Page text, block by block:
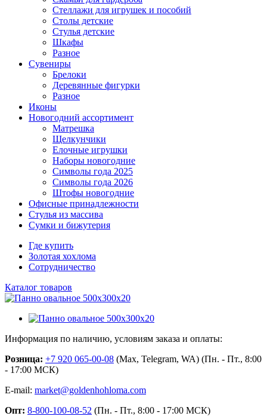
Стеллажи для игрушек и пособий
Столы детские
Стулья детские
Шкафы
Разное
Сувениры
Брелоки
Деревянные фигурки
Разное
Иконы
Новогодний ассортимент
Матрешка
Щелкунчики
Елочные игрушки
Наборы новогодние
Символы года 2025
Символы года 2026
Штофы новогодние
Офисные принадлежности
Стулья из массива
Сумки и бижутерия
Где купить
Золотая хохлома
Сотрудничество
Каталог товаров
Информация по наличию, условиям заказа и оплаты:
Розница: +7 920 065-00-08 (Max, Telegram, WA) (Пн. - Пт., 8:00
- 17:00 МСК)
E-mail: market@goldenhohloma.com
Опт: 8-800-100-08-52 (Пн. - Пт., 8:00 - 17:00 МСК)